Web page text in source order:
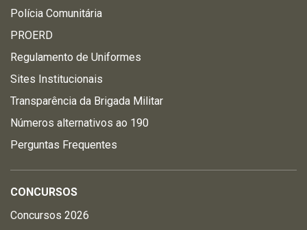
Polícia Comunitária
PROERD
Regulamento de Uniformes
Sites Institucionais
Transparência da Brigada Militar
Números alternativos ao 190
Perguntas Frequentes
CONCURSOS
Concursos 2026